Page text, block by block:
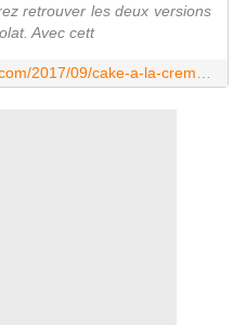
retrouver les deux versions
Avec cett